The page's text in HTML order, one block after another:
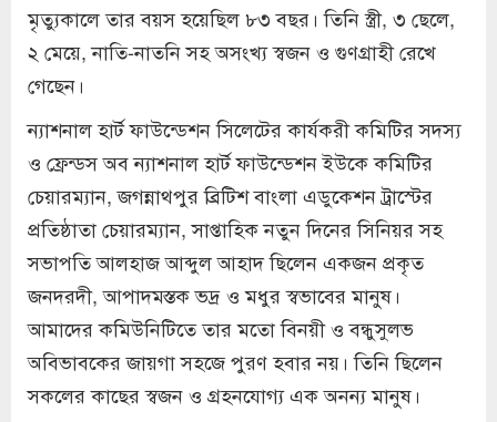
মৃত্যুকালে তার বয়স হয়েছিল ৮৩ বছর। তিনি স্ত্রী, ৩ ছেলে,
২ মেয়ে, নাতি-নাতনি সহ অসংখ্য স্বজন ও গুণগ্রাহী রেখে
গেছেন।
ন্যাশনাল হার্ট ফাউন্ডেশন সিলেটের কার্যকরী কমিটির সদস্য
ও ফ্রেন্ডস অব ন্যাশনাল হার্ট ফাউন্ডেশন ইউকে কমিটির
চেয়ারম্যান, জগন্নাথপুর ব্রিটিশ বাংলা এডুকেশন ট্রাস্টের
প্রতিষ্ঠাতা চেয়ারম্যান, সাপ্তাহিক নতুন দিনের সিনিয়র সহ
সভাপতি আলহাজ আব্দুল আহাদ ছিলেন একজন প্রকৃত
জনদরদী, আপাদমস্তক ভদ্র ও মধুর স্বভাবের মানুষ।
আমাদের কমিউনিটিতে তার মতো বিনয়ী ও বন্ধুসুলভ
অবিভাবকের জায়গা সহজে পুরণ হবার নয়। তিনি ছিলেন
সকলের কাছের স্বজন ও গ্রহনযোগ্য এক অনন্য মানুষ।